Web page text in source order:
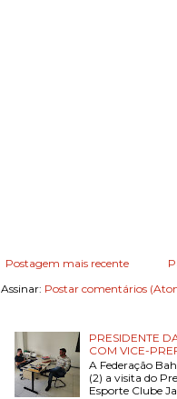
Postagem mais recente
Assinar: Postar comentários
PRESIDENTE
COM VICE-
A Federação
(2) a visita do
Esporte Clube